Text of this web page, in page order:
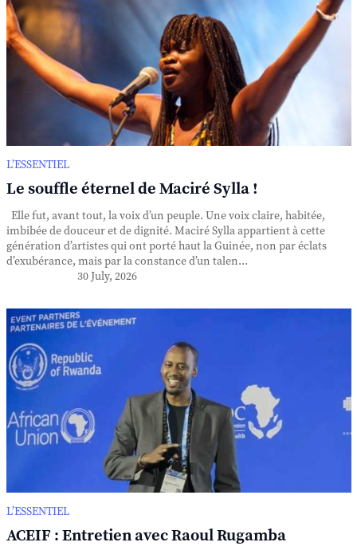
L’ESSENTIEL
Le souffle éternel de Maciré Sylla !
Elle fut, avant tout, la voix d’un peuple. Une voix claire, habitée,
imbibée de douceur et de dignité. Maciré Sylla appartient à cette
génération d’artistes qui ont porté haut la Guinée, non par éclats
d’exubérance, mais par la constance d’un talen...
30 July, 2026
L’ESSENTIEL
ACEIF : Entretien avec Raoul Rugamba